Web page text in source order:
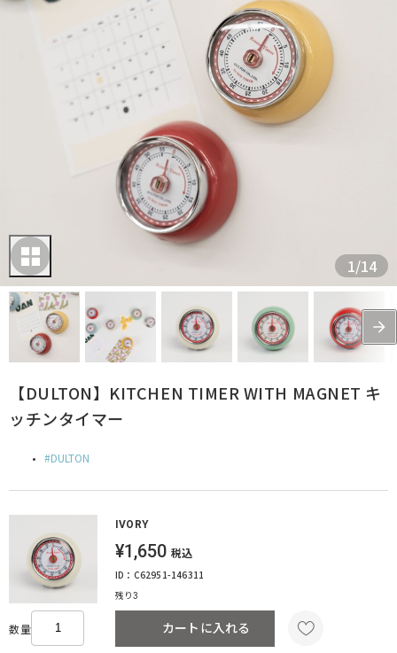
1/14
【DULTON】KITCHEN TIMER WITH MAGNET キ
ッチンタイマー
DULTON
IVORY
¥1,650 税込
ID：C62951-146311
残り3
数量 カートに入れる